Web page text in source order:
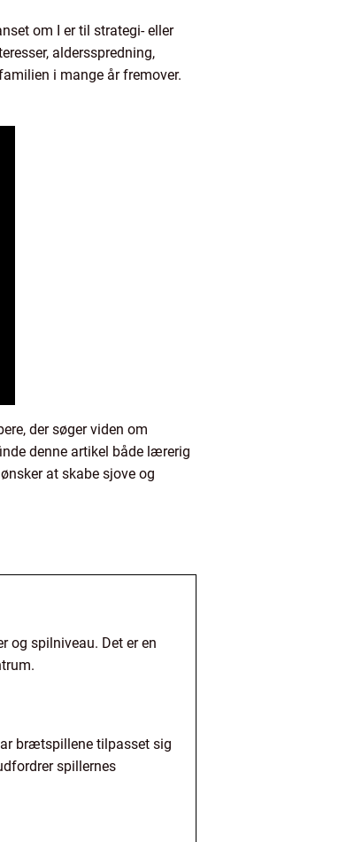
om I er til strategi- eller
aldersspredning,
i mange år fremover.
der søger viden om
denne artikel både lærerig
at skabe sjove og
og spilniveau. Det er en
brætspillene tilpasset sig
spillernes